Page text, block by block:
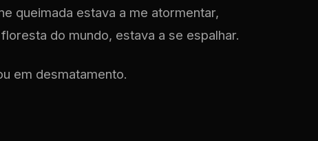
queimada estava a me atormentar,
do mundo, estava a se espalhar.
em desmatamento.